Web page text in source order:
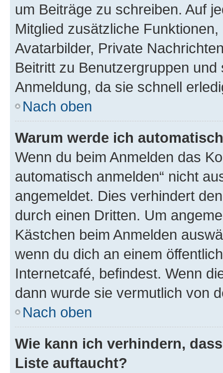
um Beiträge zu schreiben. Auf
Mitglied zusätzliche
Avatarbilder, Private
Beitritt zu Benutzergruppen
Anmeldung, da sie schnell
Nach oben
Warum werde ich
Wenn du beim Anmelden das
automatisch anmelden“ nicht
angemeldet. Dies verhindert
durch einen Dritten. Um
Kästchen beim Anmelden
wenn du dich an einem
Internetcafé, befindest. Wenn
dann wurde sie vermutlich von
Nach oben
Wie kann ich verhindern,
Liste auftaucht?